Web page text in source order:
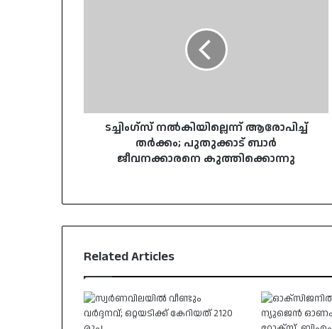
ടച്ചിംഗ്‌സ് നൽകിയില്ലെന്ന് ആരോപിച്ച്
തർക്കം; പുതുക്കാട് ബാർ
ജീവനക്കാരനെ കുത്തിക്കൊന്നു
Related Articles